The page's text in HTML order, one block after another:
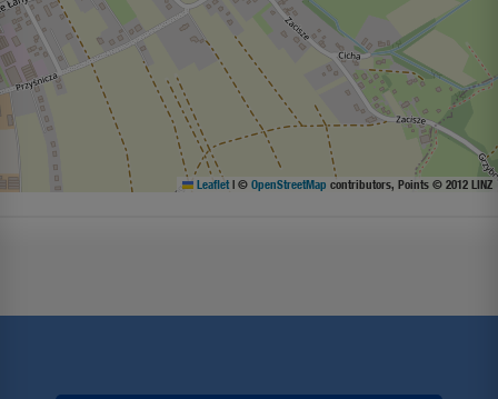
Leaflet | © OpenStreetMap contributors, Points © 2012 LINZ